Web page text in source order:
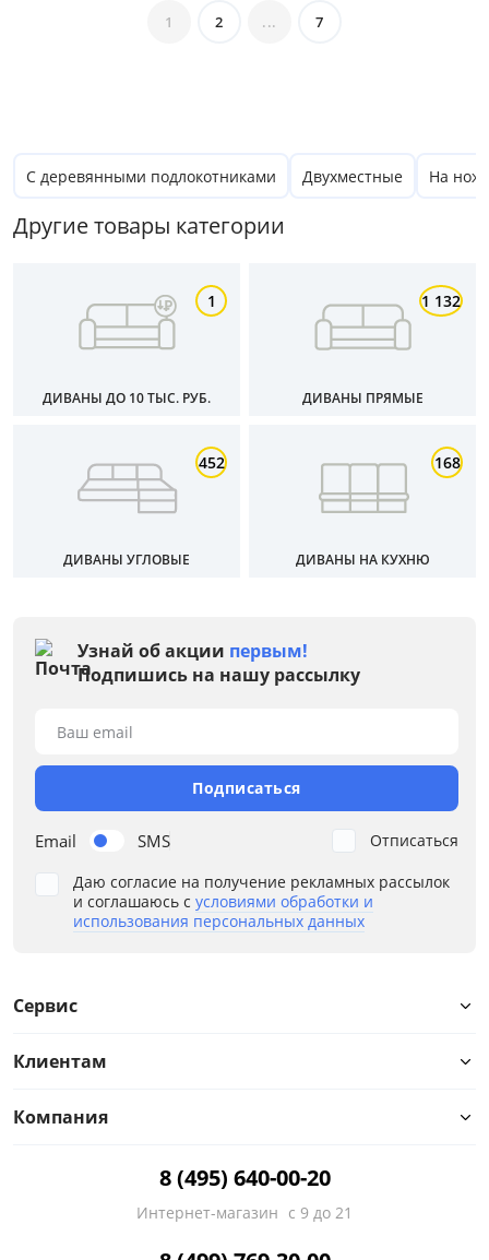
Особенности
Размер спального места, см
Материал обивки
Механизм трансформации
Жесткость
Каркас
Назначение
Ортопедическое основание
Тип спального места
Количество посадочных мест
1 2 ... 7
С деревянными подлокотниками Двухместные На
Другие товары категории
1
ДИВАНЫ ДО 10 ТЫС. РУБ.
1 132
ДИВАНЫ ПРЯМЫЕ
452
ДИВАНЫ УГЛОВЫЕ
168
ДИВАНЫ НА КУХНЮ
Узнай об акции первым!
Подпишись на нашу рассылку
Email SMS
Ваш email
Подписаться
Даю согласие на получение рекламных рассылок
и соглашаюсь с условиями обработки и
использования персональных данных
Отписаться
Сервис
Клиентам
Компания
8 (495) 640-00-20
Интернет-магазин с 9 до 21